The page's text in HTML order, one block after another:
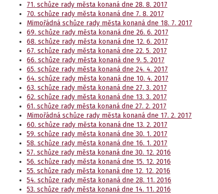
71. schůze rady města konaná dne 28. 8. 2017
70. schůze rady města konaná dne 7. 8. 2017
Mimořádná schůze rady města konaná dne 18. 7. 2017
69. schůze rady města konaná dne 26. 6. 2017
68. schůze rady města konaná dne 12. 6. 2017
67. schůze rady města konaná dne 22. 5. 2017
66. schůze rady města konaná dne 9. 5. 2017
65. schůze rady města konaná dne 24. 4. 2017
64. schůze rady města konaná dne 10. 4. 2017
63. schůze rady města konaná dne 27. 3. 2017
62. schůze rady města konaná dne 13. 3. 2017
61. schůze rady města konaná dne 27. 2. 2017
Mimořádná schůze rady města konaná dne 17. 2. 2017
60. schůze rady města konaná dne 13. 2. 2017
59. schůze rady města konaná dne 30. 1. 2017
58. schůze rady města konaná dne 16. 1. 2017
57. schůze rady města konaná dne 30. 12. 2016
56. schůze rady města konaná dne 15. 12. 2016
55. schůze rady města konaná dne 12. 12. 2016
54. schůze rady města konaná dne 28. 11. 2016
53. schůze rady města konaná dne 14. 11. 2016